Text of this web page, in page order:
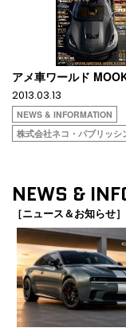
アメ車ワールド
2013.03.13
NEWS & INFORMATION
株式会社ネコ・パブリッシ
NEWS &
［ニュース＆お知らせ］